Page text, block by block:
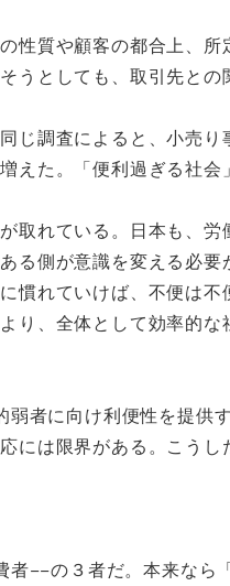
性質や顧客の都合上、所
うとしても、取引先との
じ調査によると、小売り
えた。「便利過ぎる社会
取れている。日本も、労
る側が意識を変える必要
慣れていけば、不便は不
り、全体として効率的
者に向け利便性を提供
には限界がある。こうし
−−の３者だ。本来なら